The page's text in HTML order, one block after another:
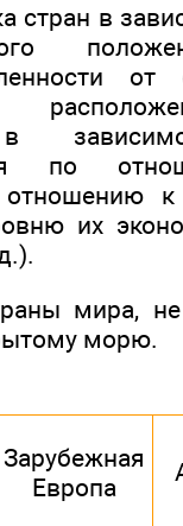
стран в
от
в
по
отношению к
их
мира,
морю.
Зарубежная
Европа